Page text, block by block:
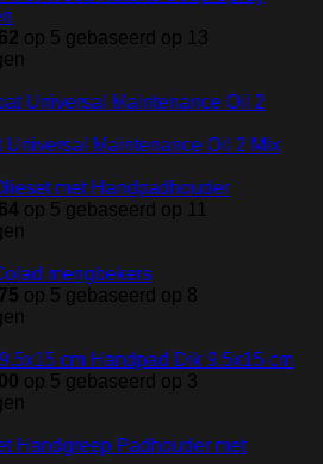
op 5 gebaseerd op
13
Universal Maintenance Oil 2 Mix
met Handpadhouder
op 5 gebaseerd op
mengbekers
op 5 gebaseerd op 8
Handpad Dik 9.5x15 cm
op 5 gebaseerd op 3
Padhouder met